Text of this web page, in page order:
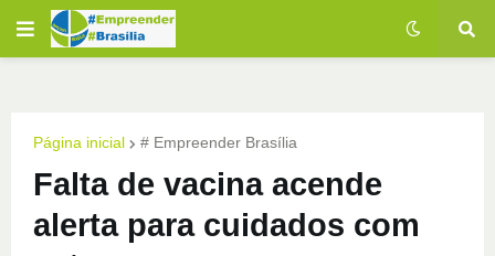
Página inicial # Empreender Brasília
Falta de vacina acende
alerta para cuidados com